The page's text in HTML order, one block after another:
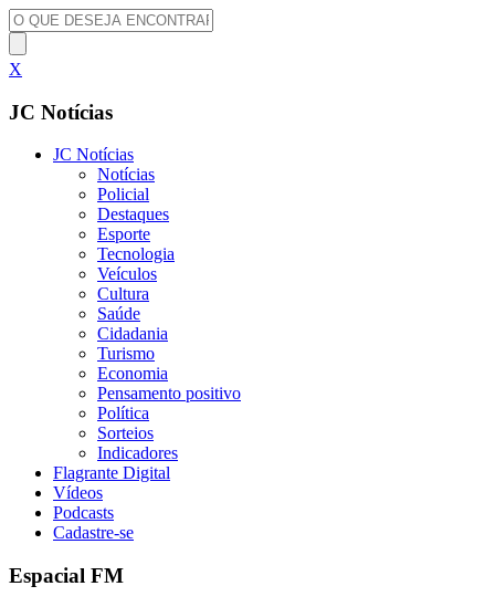
X
JC Notícias
JC Notícias
Notícias
Policial
Destaques
Esporte
Tecnologia
Veículos
Cultura
Saúde
Cidadania
Turismo
Economia
Pensamento positivo
Política
Sorteios
Indicadores
Flagrante Digital
Vídeos
Podcasts
Cadastre-se
Espacial FM